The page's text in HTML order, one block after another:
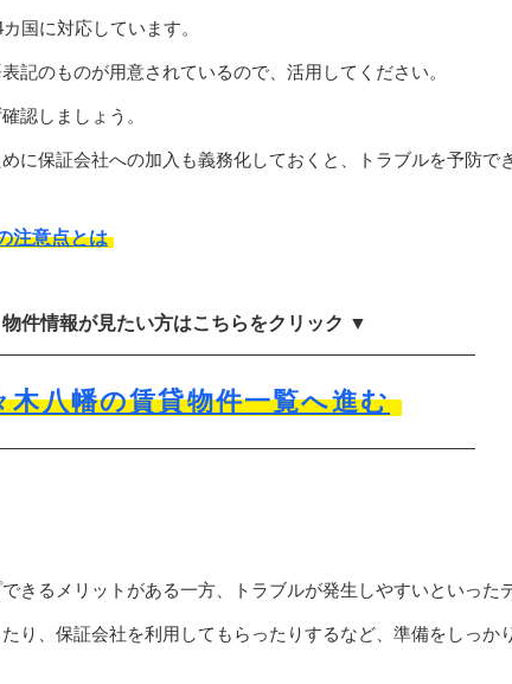
国に対応しています。
記のものが用意されているので、活用してください。
認しましょう。
に保証会社への加入も義務化しておくと、トラブルを予防で
注意点とは
件情報が見たい方はこちらをクリック ▼
木八幡の賃貸物件一覧へ進む
きるメリットがある一方、トラブルが発生しやすいといった
り、保証会社を利用してもらったりするなど、準備をしっか